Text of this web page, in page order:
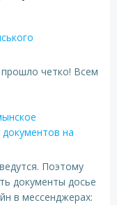
четко! Всем
на
Поэтому
документы досье
в мессенджерах: